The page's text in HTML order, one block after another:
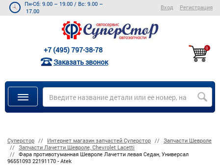
Пн-Сб: 9.00 – 19.00 / Вс: 9.00 –
17.00
Вход Регистрация
+7 (495) 797-38-78
Заказать звонок
0
Суперстор Интернет магазин запчастей Суперстор
Запчасти Шевроле
Запчасти Лачетти Шевроле, Chevrolet Lacetti
Фара противотуманная Шевроле Лачетти левая Седан, Универсал
96551093 22191170 - Atek